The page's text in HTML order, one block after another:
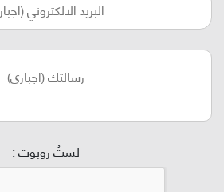
لستُ روبوت :